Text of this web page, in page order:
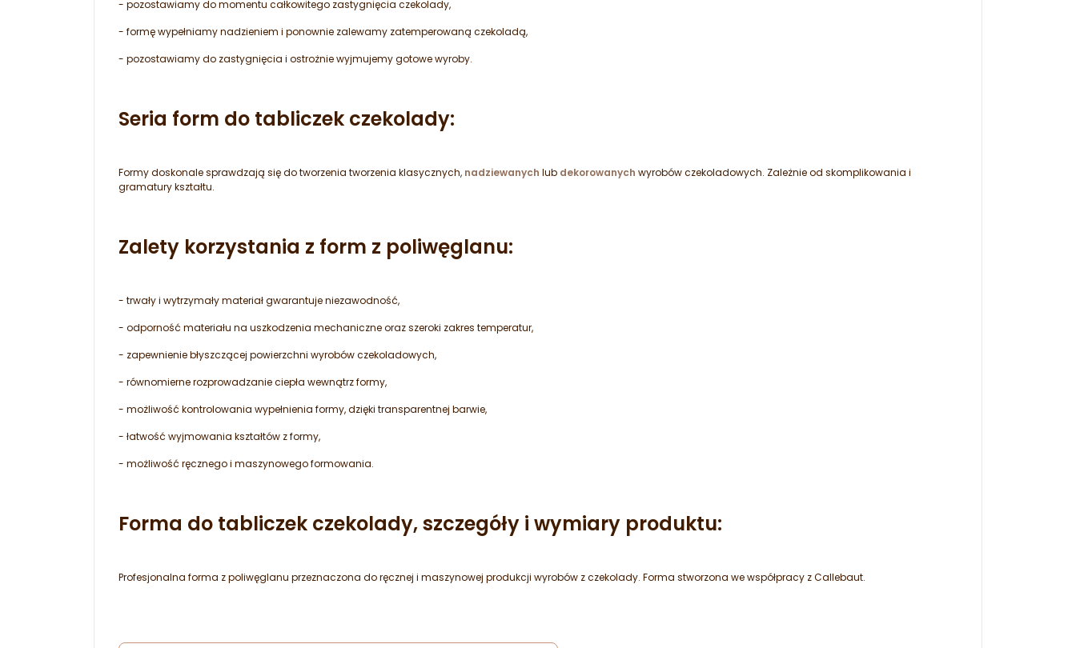
- pozostawiamy do momentu całkowitego zastygnięcia czekolady,
- formę wypełniamy nadzieniem i ponownie zalewamy zatemperowaną czekoladą,
- pozostawiamy do zastygnięcia i ostrożnie wyjmujemy gotowe wyroby.
Seria form do tabliczek czekolady:
Formy doskonale sprawdzają się do tworzenia tworzenia klasycznych, nadziewanych lub dekorowanych wyrobów czekoladowych. Zależnie od skomplikowania i
gramatury kształtu.
Zalety korzystania z form z poliwęglanu:
- trwały i wytrzymały materiał gwarantuje niezawodność,
- odporność materiału na uszkodzenia mechaniczne oraz szeroki zakres temperatur,
- zapewnienie błyszczącej powierzchni wyrobów czekoladowych,
- równomierne rozprowadzanie ciepła wewnątrz formy,
- możliwość kontrolowania wypełnienia formy, dzięki transparentnej barwie,
- łatwość wyjmowania kształtów z formy,
- możliwość ręcznego i maszynowego formowania.
Forma do tabliczek czekolady, szczegóły i wymiary produktu:
Profesjonalna forma z poliwęglanu przeznaczona do ręcznej i maszynowej produkcji wyrobów z czekolady. Forma stworzona we współpracy z Callebaut.